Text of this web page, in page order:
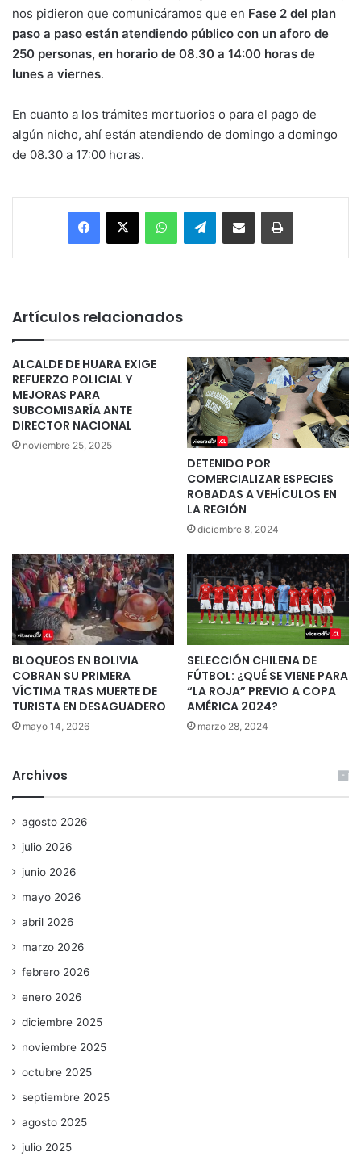
nos pidieron que comunicáramos que en Fase 2 del plan
paso a paso están atendiendo público con un aforo de
250 personas, en horario de 08.30 a 14:00 horas de
lunes a viernes.
En cuanto a los trámites mortuorios o para el pago de
algún nicho, ahí están atendiendo de domingo a domingo
de 08.30 a 17:00 horas.
Facebook
X WhatsAppTelegramEnviar vía email Imprimir
Artículos relacionados
ALCALDE DE HUARA EXIGE
REFUERZO POLICIAL Y
MEJORAS PARA
SUBCOMISARÍA ANTE
DIRECTOR NACIONAL
noviembre 25, 2025
DETENIDO POR
COMERCIALIZAR ESPECIES
ROBADAS A VEHÍCULOS EN
LA REGIÓN
diciembre 8, 2024
BLOQUEOS EN BOLIVIA
COBRAN SU PRIMERA
VÍCTIMA TRAS MUERTE DE
TURISTA EN DESAGUADERO
mayo 14, 2026
SELECCIÓN CHILENA DE
FÚTBOL: ¿QUÉ SE VIENE PARA
“LA ROJA” PREVIO A COPA
AMÉRICA 2024?
marzo 28, 2024
Archivos
agosto 2026
julio 2026
junio 2026
mayo 2026
abril 2026
marzo 2026
febrero 2026
enero 2026
diciembre 2025
noviembre 2025
octubre 2025
septiembre 2025
agosto 2025
julio 2025